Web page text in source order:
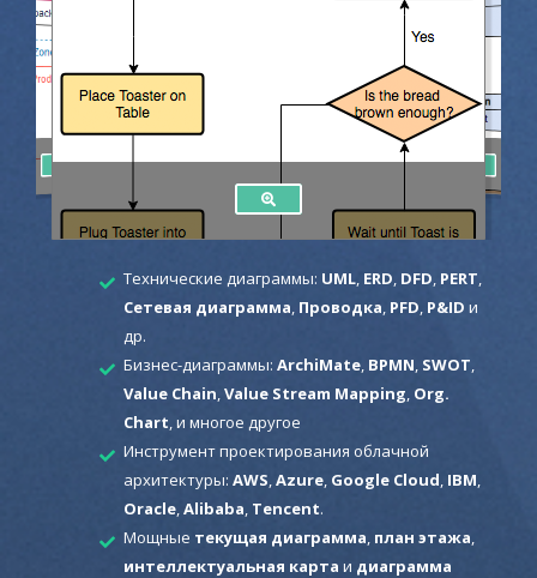
Технические диаграммы: UML, ERD DFD PERT
Сетевая диаграмма Проводка PFD P&ID и
др.
Бизнес-диаграммы: ArchiMate, BPMN SWOT
Value Chain Value Stream Mapping Org.
Chart , и многое другое
Инструмент проектирования облачной
архитектуры: AWS Azure, Google Cloud IBM
Oracle, Alibaba Tencent.
Мощные текущая диаграмма план этажа
интеллектуальная карта и диаграмма